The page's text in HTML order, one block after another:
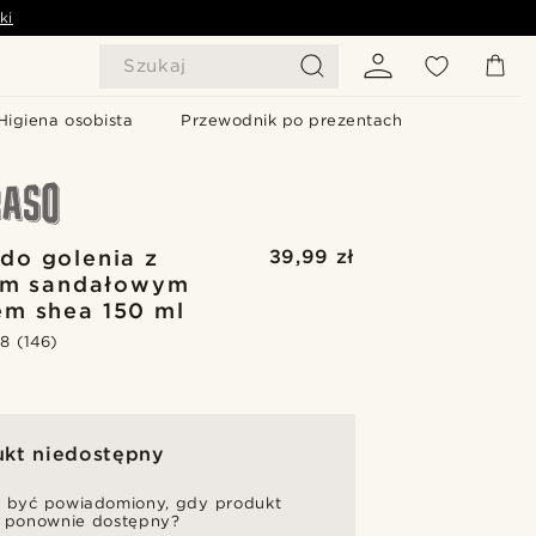
Szukaj
osobista Przewodnik po prezentach
golenia z
sandałowym
shea 150 ml
39,99 zł
(146)
niedostępny
być powiadomiony, gdy produkt
ponownie dostępny?